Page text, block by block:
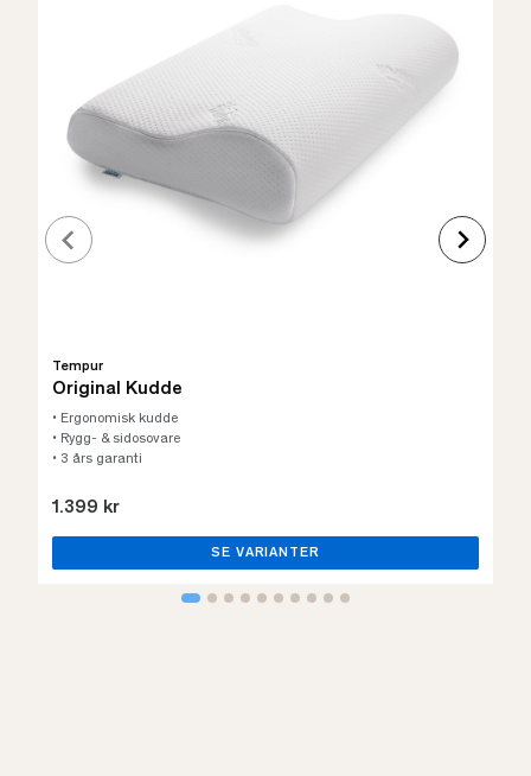
Tempur
Original Kudde
• Ergonomisk kudde
• Rygg- & sidosovare
• 3 års garanti
1.399 kr
SE VARIANTER